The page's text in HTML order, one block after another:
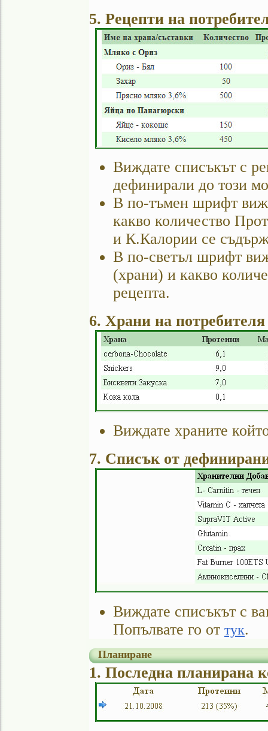
5. Рецепти на
Виждате списъкът с
дефинирали до този
В по-тъмен шрифт
какво количество
и К.Калории се
В по-светъл шрифт
(храни) и какво
рецепта.
6. Храни на потребителя
Виждате храните
7. Списък от
Виждате списъкът с
Попълвате го от тук.
Планиране
1. Последна планирана